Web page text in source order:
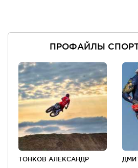
ПРОФАЙЛЫ
ТОНКОВ АЛЕКСАНДР